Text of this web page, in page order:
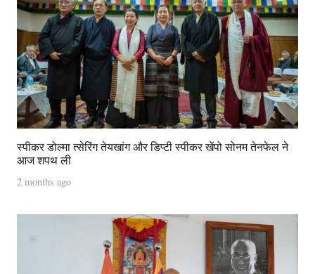
स्पीकर डोल्मा त्सेरिंग तेयखांग और डिप्टी स्पीकर खेंपो सोनम तेनफेल ने
आज शपथ ली
2 months ago